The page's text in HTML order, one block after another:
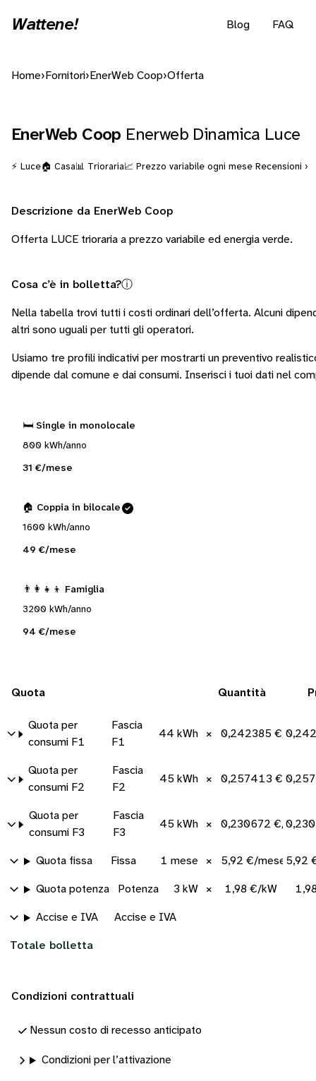
Wattene! Blog FAQ
Home› Fornitori› EnerWeb Coop›Offerta
EnerWeb Coop Enerweb Dinamica Luce
⚡ Luce🏠 Casa📊 Trioraria📈 Prezzo variabile ogni mese Recensioni ›
Descrizione da EnerWeb Coop
Offerta LUCE trioraria a prezzo variabile ed energia verde.
Cosa c’è in bolletta?ⓘ
Nella tabella trovi tutti i costi ordinari dell’offerta. Alcuni
altri sono uguali per tutti gli operatori.
Usiamo tre profili indicativi per mostrarti un preventivo
dipende dal comune e dai consumi. Inserisci i tuoi dati nel
🛏️ Single in monolocale
800 kWh/anno
31 €/mese
🏠 Coppia in bilocale
1600 kWh/anno
49 €/mese
👨‍👩‍👧‍👦 Famiglia
3200 kWh/anno
94 €/mese
Quota Quantità
Quota per
consumi F1
Fascia
F1
44 kWh × 0,242385 €/kWh
Quota per
consumi F2
Fascia
F2
45 kWh × 0,257413 €/kWh
Quota per
consumi F3
Fascia
F3
45 kWh × 0,230672 €/kWh
Quota fissa Fissa 1 mese × 5,92 €/mese 5,92
Quota potenza Potenza 3 kW × 1,98 €/kW
Accise e IVA Accise e IVA
Totale bolletta
Condizioni contrattuali
Nessun costo di recesso anticipato
Condizioni per l’attivazione